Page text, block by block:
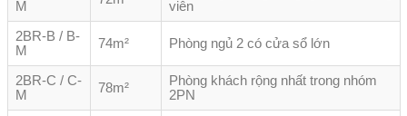
M
viên
2BR-B / B-
M
74m² Phòng ngủ 2 có cửa sổ lớn
2BR-C / C-
M
78m²
Phòng khách rộng nhất trong nhóm
2PN